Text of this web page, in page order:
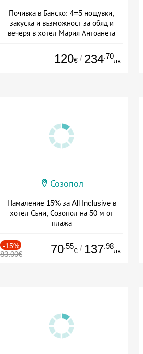
Почивка в Банско: 4=5 нощувки,
закуска и възможност за обяд и
вечеря в хотел Мария Антоанета
120€ / 234.70
лв.
Созопол
Намаление 15% за All Inclusive в
хотел Съни, Созопол на 50 м от
плажа
-15%
83.00€ 70.55
€ / 137.98
лв.